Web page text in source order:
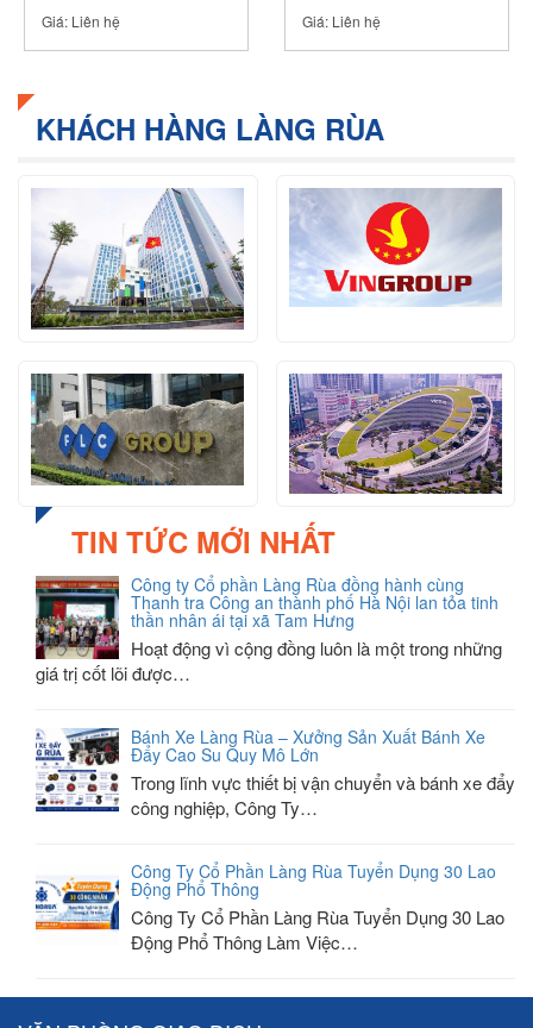
Giá: Liên hệ Giá: Liên hệ
KHÁCH HÀNG LÀNG RÙA
TIN TỨC MỚI NHẤT
Công ty Cổ phần Làng Rùa đồng hành cùng
Thanh tra Công an thành phố Hà Nội lan tỏa tinh
thần nhân ái tại xã Tam Hưng
Hoạt động vì cộng đồng luôn là một trong những
giá trị cốt lõi được…
Bánh Xe Làng Rùa – Xưởng Sản Xuất Bánh Xe
Đẩy Cao Su Quy Mô Lớn
Trong lĩnh vực thiết bị vận chuyển và bánh xe đẩy
công nghiệp, Công Ty…
Công Ty Cổ Phần Làng Rùa Tuyển Dụng 30 Lao
Động Phổ Thông
Công Ty Cổ Phần Làng Rùa Tuyển Dụng 30 Lao
Động Phổ Thông Làm Việc…